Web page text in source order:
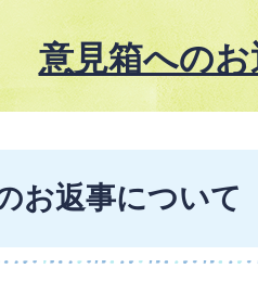
意見箱へのお
お返事について